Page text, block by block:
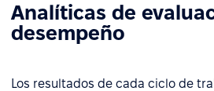
Analíticas de
desempeño
Los resultados de cada ciclo de